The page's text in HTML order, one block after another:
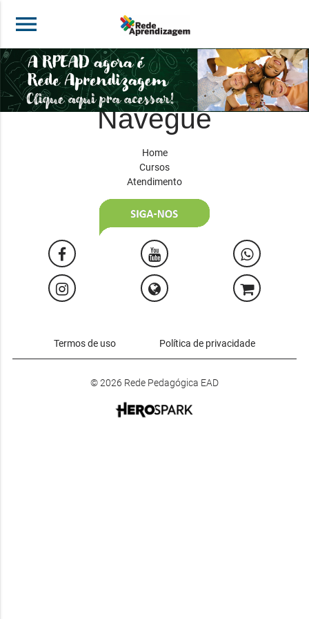
menu
Navegue
Home
Cursos
Atendimento
Termos de uso Política de privacidade
© 2026 Rede Pedagógica EAD